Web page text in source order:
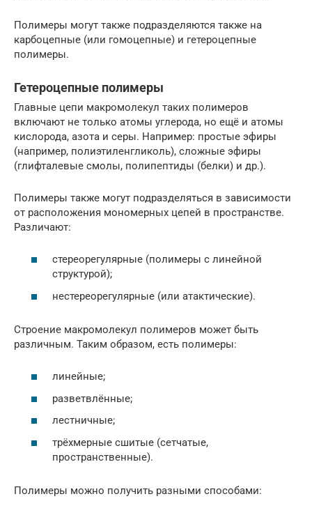
Полимеры могут также подразделяются также на
карбоцепные (или гомоцепные) и гетероцепные
полимеры.
Гетероцепные полимеры
Главные цепи макромолекул таких полимеров
включают не только атомы углерода, но ещё и атомы
кислорода, азота и серы. Например: простые эфиры
(например, полиэтиленгликоль), сложные эфиры
(глифталевые смолы, полипептиды (белки) и др.).
Полимеры также могут подразделяться в зависимости
от расположения мономерных цепей в пространстве.
Различают:
стереорегулярные (полимеры с линейной
структурой);
нестереорегулярные (или атактические).
Строение макромолекул полимеров может быть
различным. Таким образом, есть полимеры:
линейные;
разветвлённые;
лестничные;
трёхмерные сшитые (сетчатые,
пространственные).
Полимеры можно получить разными способами: